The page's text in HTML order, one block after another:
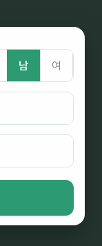
남 여